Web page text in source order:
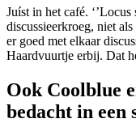
Juíst in het café.
discussieerkroeg, niet
er goed met elkaar
Haardvuurtje erbij. Dat
Ook Coolblue
bedacht in een